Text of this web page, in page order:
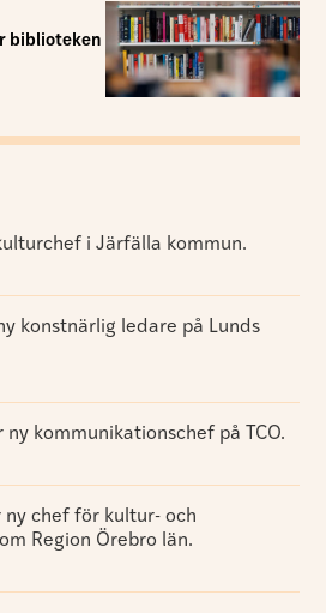
biblioteken
i Järfälla kommun.
konstnärlig ledare på Lunds
ny kommunikationschef på TCO.
ny chef för kultur- och
Region Örebro län.